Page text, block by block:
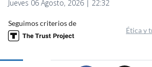
Jueves 06 Agosto, 2026 | 22:32
Seguimos criterios de
Ética y